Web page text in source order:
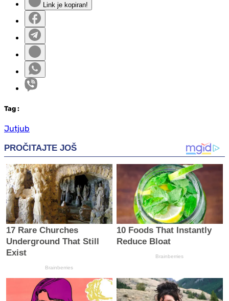
Link je kopiran!
Tag :
Jutjub